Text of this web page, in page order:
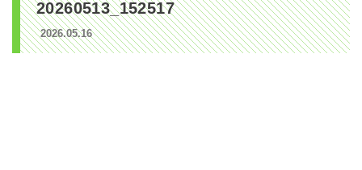
20260513_152517
2026.05.16